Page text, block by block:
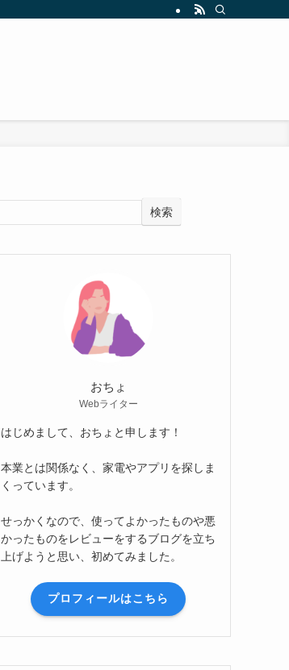
検索
おちょ
Webライター
はじめまして、おちょと申します！
本業とは関係なく、家電やアプリを探しま
くっています。
せっかくなので、使ってよかったものや悪
かったものをレビューをするブログを立ち
上げようと思い、初めてみました。
プロフィールはこちら